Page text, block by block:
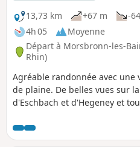
13,73 km
+67 m
-
4h 05
Moyenne
Départ à Morsbronn-les-
Rhin)
Agréable randonnée avec une
de plaine. De belles vues sur
d'Eschbach et d'Hegeney et
et moderne. Ce parcours
approche des cultures